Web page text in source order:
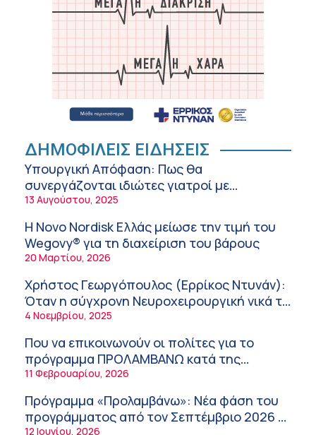
Μαρίνα Ραυτοπούλου (ΙΑΤΡΙΚΟ ΚΕΝΤΡΟ):
Εκπαίδευση στον διαβήτη – Ένας πυλώνας
της σύγχρονης φροντίδας
6:56 πμ
Αθανάσιος Μανώλης (Metropolitan
Hospital): Καρδιοπαθείς και καλοκαίρι –
Διακοπές με ασφάλεια
Ειρήνη Ζίγκιρη (Ερρίκος Ντυνάν): H θερμική
καταπόνηση στους ηλικιωμένους
εργαζόμενους
6:11 πμ
Σύσκεψη στον ΕΟΦ για την ομαλή
λειτουργία της εφοδιαστικής αλυσίδας των
φαρμάκων στη διάρκεια του καλοκαιριού
12:08 μμ
Μιχάλης Τάτσης, Insurance & Healthcare
Analyst, διευθυντής Επιχειρηματικής
Ανάπτυξης Ομίλου HHG
11:54 πμ
Kavita Patel: Ένα στα πέντε καινοτόμα
φάρμακα φτάνει τελικά στην Ελλάδα
9:21 πμ
Υπάρχει τελικά «δίαιτα θυρεοειδούς»; Τι
λέει η επιστήμη για τη διατροφή και τα
συμπληρώματα
7:38 πμ
ΔΗΜΟΦΙΛΕΙΣ ΕΙΔΗΣΕΙΣ
Υπουργική Απόφαση: Πως θα
συνεργάζονται ιδιώτες γιατροί με
νοσοκομεία του δημοσίου συστήματος
13 Αυγούστου, 2025
Η Novo Nordisk Ελλάς μείωσε την τιμή του
Wegovy® για τη διαχείριση του βάρους
20 Μαρτίου, 2026
Χρήστος Γεωργόπουλος (Ερρίκος Ντυνάν):
Όταν η σύγχρονη Νευροχειρουργική νικά το
φόβο!
4 Νοεμβρίου, 2025
Που να επικοινωνούν οι πολίτες για το
πρόγραμμα ΠΡΟΛΑΜΒΑΝΩ κατά της
παχυσαρκίας
11 Φεβρουαρίου, 2026
Πρόγραμμα «Προλαμβάνω»: Νέα φάση του
προγράμματος από τον Σεπτέμβριο 2026 –
12 Ιουνίου, 2026